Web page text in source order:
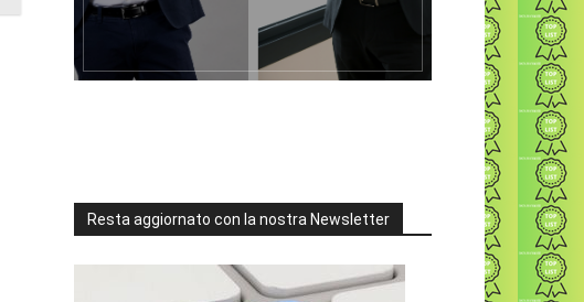
Resta aggiornato con la nostra Newsletter